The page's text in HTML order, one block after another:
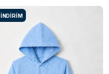
İNDIRIM